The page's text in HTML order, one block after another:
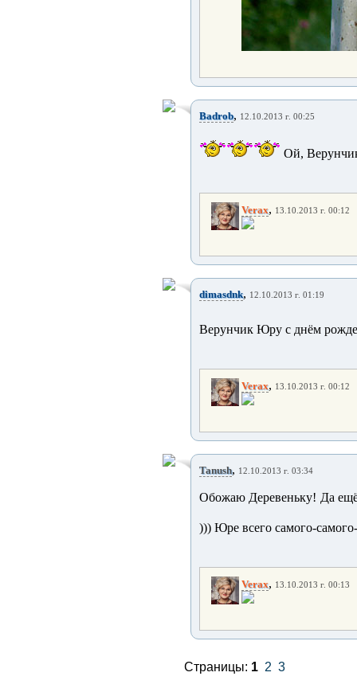
Badrob, 12.10.2013 г. 00:25
Ой,
Verax, 13.10.2013 г. 00:12
dimasdnk, 12.10.2013 г. 01:19
Верунчик Юру с днём
Verax, 13.10.2013 г. 00:12
Tanush, 12.10.2013 г. 03:34
Обожаю Деревеньку! Да
))) Юре всего самого-
Verax, 13.10.2013 г. 00:13
Страницы: 1 2 3